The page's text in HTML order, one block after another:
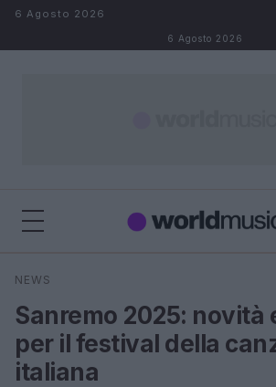
Salta al contenuto
6 Agosto 2026
6 Agosto 2026
Cerca
NEWS
Sanremo 2025: novità
per il festival della
italiana